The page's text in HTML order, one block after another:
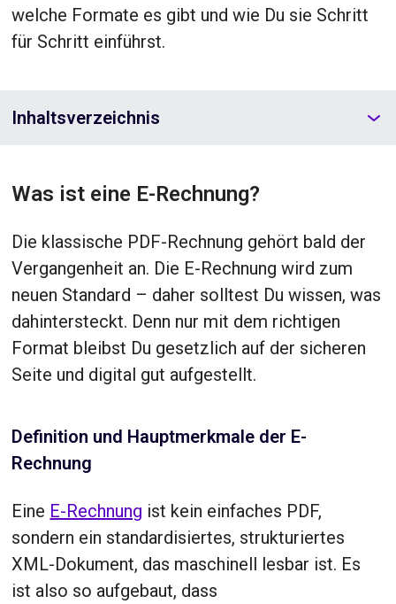
welche Formate es gibt und wie Du sie Schritt
für Schritt einführst.
Inhaltsverzeichnis
Was ist eine E-Rechnung?
Die klassische PDF-Rechnung gehört bald der
Vergangenheit an. Die E-Rechnung wird zum
neuen Standard – daher solltest Du wissen, was
dahintersteckt. Denn nur mit dem richtigen
Format bleibst Du gesetzlich auf der sicheren
Seite und digital gut aufgestellt.
Definition und Hauptmerkmale der E-
Rechnung
Eine E-Rechnung ist kein einfaches PDF,
sondern ein standardisiertes, strukturiertes
XML-Dokument, das maschinell lesbar ist. Es
ist also so aufgebaut, dass